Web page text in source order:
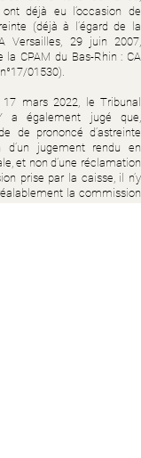
ont déjà eu l’occasion de
(déjà à l’égard de la
Versailles, 29 juin 2007,
la CPAM du Bas-Rhin : CA
01530).
mars 2022, le Tribunal
a également jugé que,
de prononcé d’astreinte
d’un jugement rendu en
et non d’une réclamation
prise par la caisse, il n’y
la commission